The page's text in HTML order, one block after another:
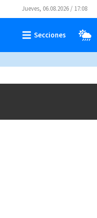
Jueves, 06.08.2026 / 17:08